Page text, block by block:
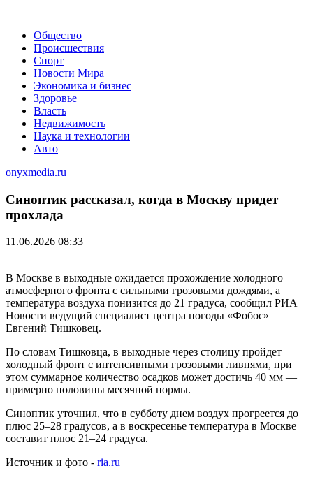
Общество
Происшествия
Спорт
Новости Мира
Экономика и бизнес
Здоровье
Власть
Недвижимость
Наука и технологии
Авто
onyxmedia.ru
Синоптик рассказал, когда в Москву придет
прохлада
11.06.2026 08:33
В Москве в выходные ожидается прохождение холодного
атмосферного фронта с сильными грозовыми дождями, а
температура воздуха понизится до 21 градуса, сообщил РИА
Новости ведущий специалист центра погоды «Фобос»
Евгений Тишковец.
По словам Тишковца, в выходные через столицу пройдет
холодный фронт с интенсивными грозовыми ливнями, при
этом суммарное количество осадков может достичь 40 мм —
примерно половины месячной нормы.
Синоптик уточнил, что в субботу днем воздух прогреется до
плюс 25–28 градусов, а в воскресенье температура в Москве
составит плюс 21–24 градуса.
Источник и фото - ria.ru